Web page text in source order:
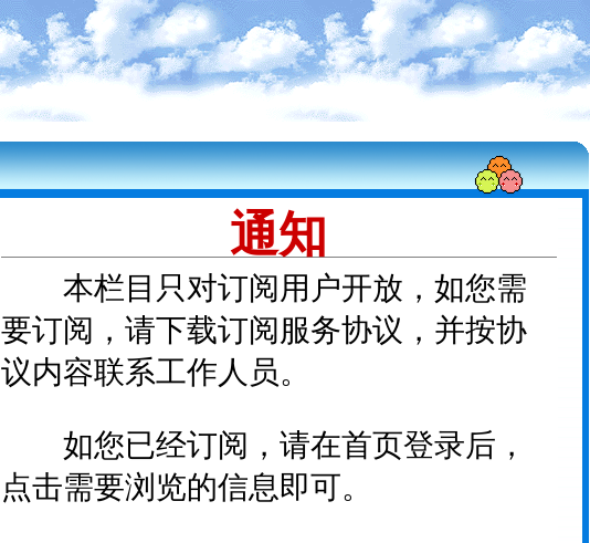
通知
本栏目只对订阅用户开放，如您需
要订阅，请下载订阅服务协议，并按协
议内容联系工作人员。
如您已经订阅，请在首页登录后，
点击需要浏览的信息即可。